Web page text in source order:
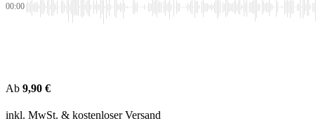
00:00
Ab 9,90 €
inkl. MwSt. & kostenloser Versand